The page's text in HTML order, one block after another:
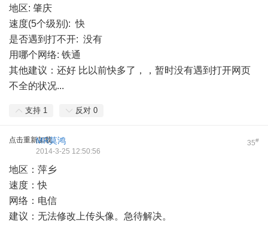
地区: 肇庆
速度(5个级别): 快
是否遇到打不开: 没有
用哪个网络: 铁通
其他建议：还好 比以前快多了，，暂时没有遇到打开网页
不全的状况...
支持 1 反对 0
点击重新加载 35#
MR莫鸿
2014-3-25 12:50:56
地区：萍乡
速度：快
网络：电信
建议：无法修改上传头像。急待解决。